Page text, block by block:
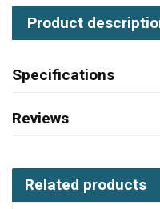
Product
Specifications
Reviews
Related products